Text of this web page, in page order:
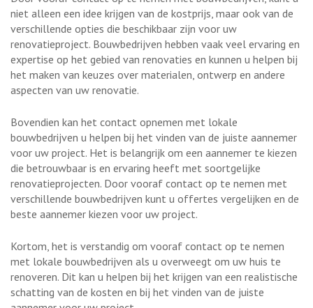
niet alleen een idee krijgen van de kostprijs, maar ook van de
verschillende opties die beschikbaar zijn voor uw
renovatieproject. Bouwbedrijven hebben vaak veel ervaring en
expertise op het gebied van renovaties en kunnen u helpen bij
het maken van keuzes over materialen, ontwerp en andere
aspecten van uw renovatie.
Bovendien kan het contact opnemen met lokale
bouwbedrijven u helpen bij het vinden van de juiste aannemer
voor uw project. Het is belangrijk om een aannemer te kiezen
die betrouwbaar is en ervaring heeft met soortgelijke
renovatieprojecten. Door vooraf contact op te nemen met
verschillende bouwbedrijven kunt u offertes vergelijken en de
beste aannemer kiezen voor uw project.
Kortom, het is verstandig om vooraf contact op te nemen
met lokale bouwbedrijven als u overweegt om uw huis te
renoveren. Dit kan u helpen bij het krijgen van een realistische
schatting van de kosten en bij het vinden van de juiste